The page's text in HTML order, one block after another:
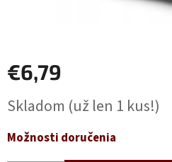
€6,79
cena:
Skladom (už len 1 kus!)
Možnosti doručenia